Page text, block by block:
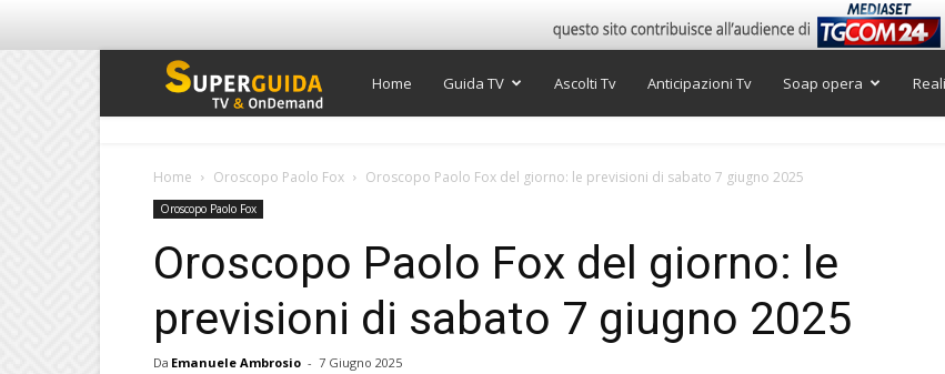
Super
Home Guida TV Ascolti Tv Anticipazioni Tv Soap opera
Home Oroscopo Paolo Fox Oroscopo Paolo Fox del giorno: le previsioni di sabato 7 giugno 2025
Oroscopo Paolo Fox
Oroscopo Paolo Fox del giorno: le
previsioni di sabato 7 giugno 2025
Da Emanuele Ambrosio - 7 Giugno 2025